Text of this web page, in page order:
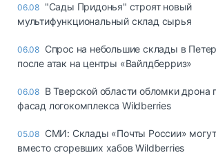
06.08 "Сады Придонья" строят новый
мультифункциональный склад сырья
06.08 Спрос на небольшие склады в
после атак на центры «Вайлдберриз»
06.08 В Тверской области обломки дрона
фасад логокомплекса Wildberries
05.08 СМИ: Склады «Почты России» могут
вместо сгоревших хабов Wildberries